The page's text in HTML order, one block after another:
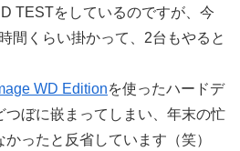
TESTをしているのですが、今
間くらい掛かって、2台もやると
WD Editionを使ったハードデ
つぼに嵌まってしまい、年末の忙
ったと反省しています（笑）